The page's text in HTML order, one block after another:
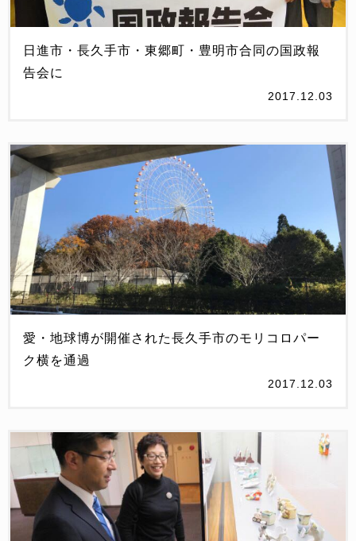
日進市・長久手市・東郷町・豊明市合同の国政報
告会に
2017.12.03
愛・地球博が開催された長久手市のモリコロパー
ク横を通過
2017.12.03